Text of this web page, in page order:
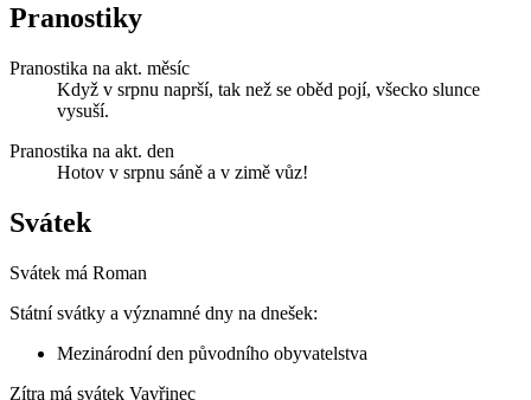
Pranostiky
Pranostika na akt. měsíc
Když v srpnu naprší, tak než se oběd pojí, všecko slunce
vysuší.
Pranostika na akt. den
Hotov v srpnu sáně a v zimě vůz!
Svátek
Svátek má Roman
Státní svátky a významné dny na dnešek:
Mezinárodní den původního obyvatelstva
Zítra má svátek Vavřinec